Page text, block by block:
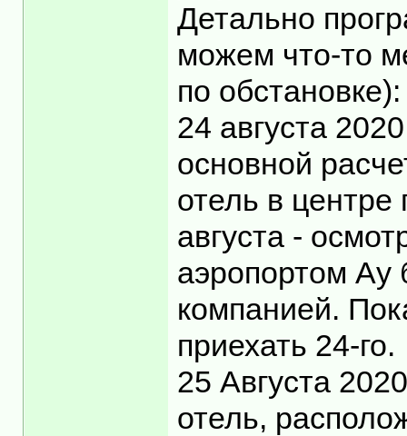
Детально
можем что-то
по обстановке):
24 августа
основной
отель в центре
августа -
аэропортом Ау
компанией.
приехать 24-го.
25 Августа
отель,